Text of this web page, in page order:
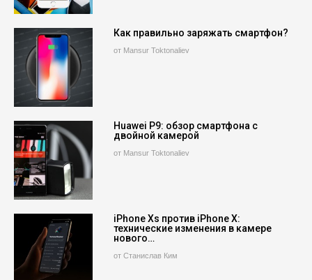
Как правильно заряжать смартфон?
от Mansur Toktonaliev
Huawei P9: обзор смартфона с
двойной камерой
от Mansur Toktonaliev
iPhone Xs против iPhone X:
технические изменения в камере
нового…
от Станислав Ким